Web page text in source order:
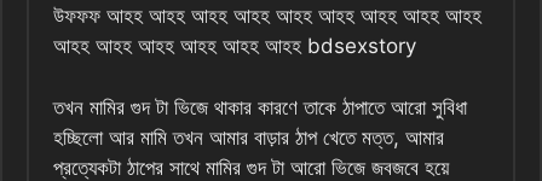
উফফফ আহহ আহহ আহহ আহহ আহহ আহহ আহহ আহহ আহহ
আহহ আহহ আহহ আহহ আহহ আহহ bdsexstory
তখন মামির গুদ টা ভিজে থাকার কারণে তাকে ঠাপাতে আরো সুবিধা
হচ্ছিলো আর মামি তখন আমার বাড়ার ঠাপ খেতে মত্ত, আমার
প্রত্যেকটা ঠাপের সাথে মামির গুদ টা আরো ভিজে জবজবে হয়ে